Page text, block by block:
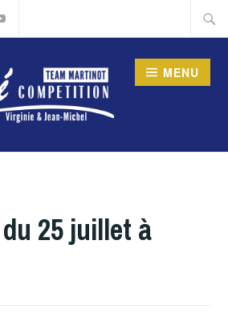
DE MERZÉ –
EN
MENU
25 juillet à